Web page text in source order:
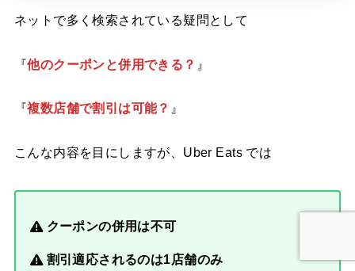
ネットで多く検索されている疑問として
『他のクーポンと併用できる？ 』
『複数店舗で割引は可能？ 』
こんな内容を目にしますが、Uber Eats では
クーポンの併用は不可
割引適応されるのは1店舗のみ